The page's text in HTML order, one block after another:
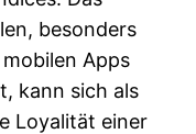
besonders
Apps
kann sich als
Loyalität einer